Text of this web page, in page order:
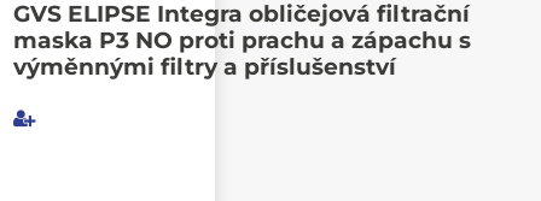
GVS ELIPSE Integra obličejová filtrační
maska P3 NO proti prachu a zápachu s
výměnnými filtry a příslušenství
Poslat známému